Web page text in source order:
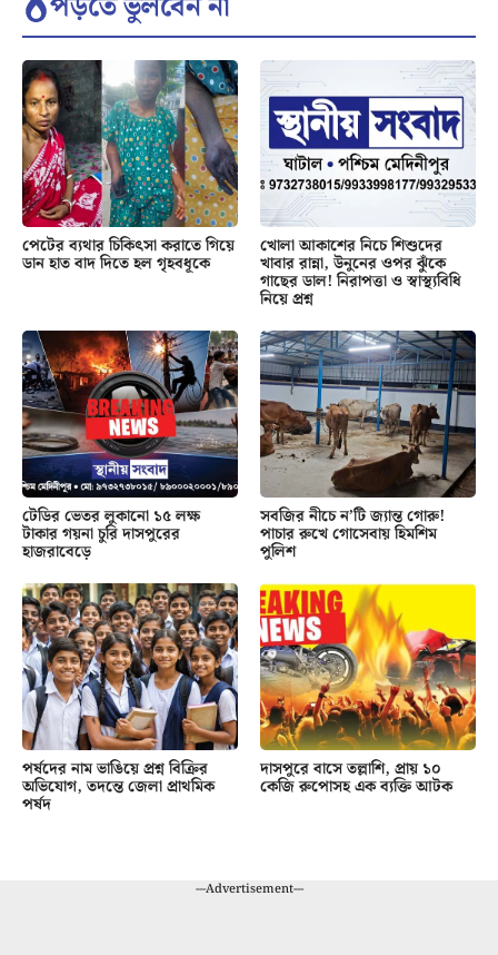
পেটের ব্যথার চিকিৎসা করাতে গিয়ে
ডান হাত বাদ দিতে হল গৃহবধূকে
খোলা আকাশের নিচে শিশুদের
খাবার রান্না, উনুনের ওপর ঝুঁকে
গাছের ডাল! নিরাপত্তা ও স্বাস্থ্যবিধি
নিয়ে প্রশ্ন
টেডির ভেতর লুকানো ১৫ লক্ষ
টাকার গয়না চুরি দাসপুরের
হাজরাবেড়ে
সবজির নীচে ন’টি জ্যান্ত গোরু!
পাচার রুখে গোসেবায় হিমশিম
পুলিশ
পর্ষদের নাম ভাঙিয়ে প্রশ্ন বিক্রির
অভিযোগ, তদন্তে জেলা প্রাথমিক
পর্ষদ
দাসপুরে বাসে তল্লাশি, প্রায় ১০
কেজি রুপোসহ এক ব্যক্তি আটক
---Advertisement---